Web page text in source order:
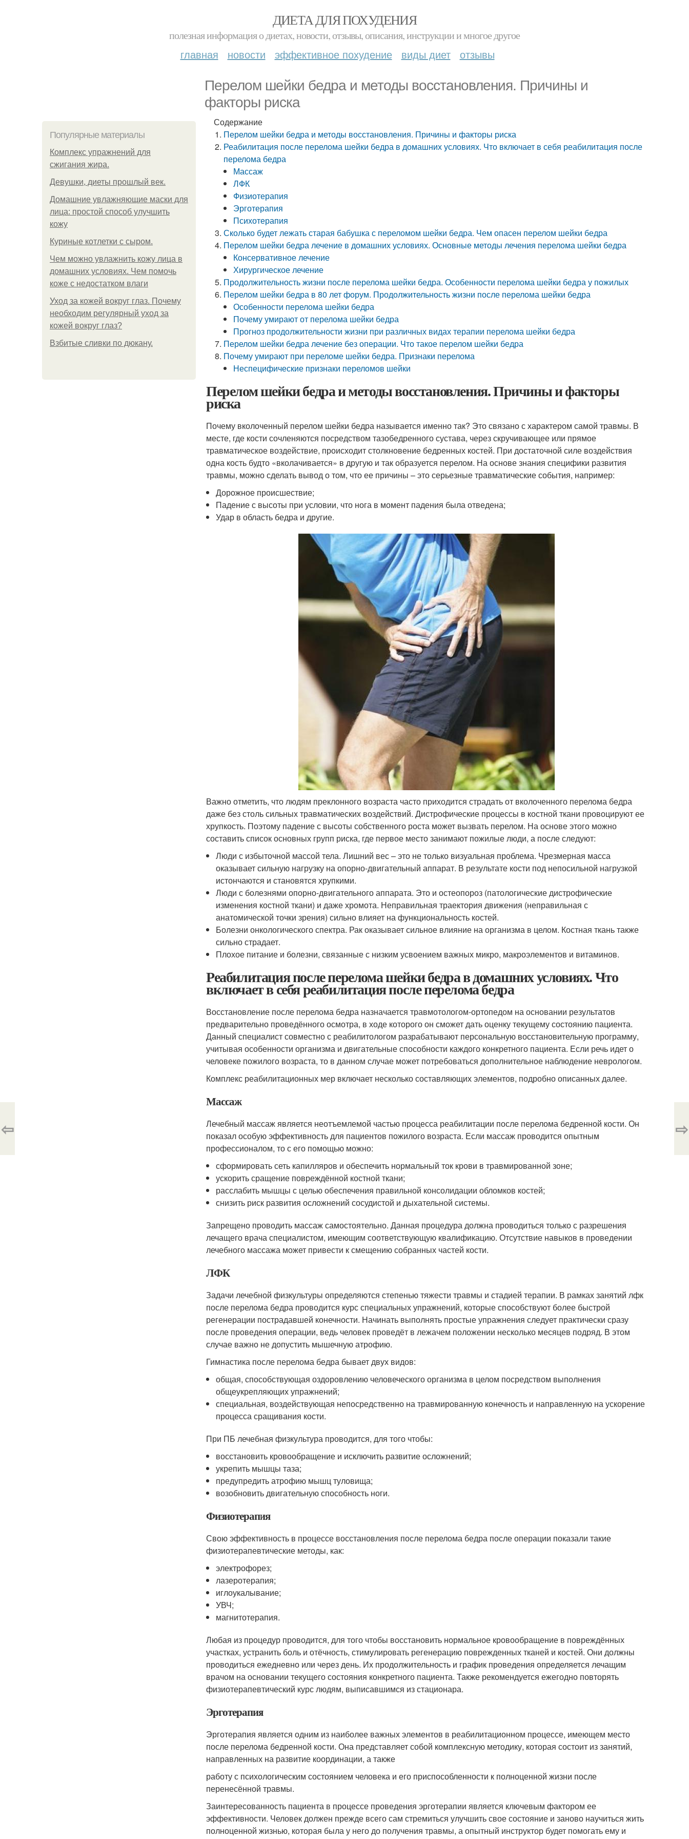
ДИЕТА ДЛЯ ПОХУДЕНИЯ
полезная информация о диетах, новости, отзывы, описания, инструкции и многое другое
главная новости эффективное похудение виды диет отзывы
Перелом шейки бедра и методы восстановления. Причины и
факторы риска
Популярные материалы
Комплекс упражнений для
сжигания жира.
Девушки, диеты прошлый век.
Домашние увлажняющие маски для
лица: простой способ улучшить
кожу
Куриные котлетки с сыром.
Чем можно увлажнить кожу лица в
домашних условиях. Чем помочь
коже с недостатком влаги
Уход за кожей вокруг глаз. Почему
необходим регулярный уход за
кожей вокруг глаз?
Взбитые сливки по дюкану.
Содержание
Перелом шейки бедра и методы восстановления. Причины и факторы риска
Реабилитация после перелома шейки бедра в домашних условиях. Что включает в себя реабилитация после
перелома бедра
Массаж
ЛФК
Физиотерапия
Эрготерапия
Психотерапия
Сколько будет лежать старая бабушка с переломом шейки бедра. Чем опасен перелом шейки бедра
Перелом шейки бедра лечение в домашних условиях. Основные методы лечения перелома шейки бедра
Консервативное лечение
Хирургическое лечение
Продолжительность жизни после перелома шейки бедра. Особенности перелома шейки бедра у пожилых
Перелом шейки бедра в 80 лет форум. Продолжительность жизни после перелома шейки бедра
Особенности перелома шейки бедра
Почему умирают от перелома шейки бедра
Прогноз продолжительности жизни при различных видах терапии перелома шейки бедра
Перелом шейки бедра лечение без операции. Что такое перелом шейки бедра
Почему умирают при переломе шейки бедра. Признаки перелома
Неспецифические признаки переломов шейки
Перелом шейки бедра и методы восстановления. Причины и факторы
риска
Почему вколоченный перелом шейки бедра называется именно так? Это связано с характером самой травмы. В
месте, где кости сочленяются посредством тазобедренного сустава, через скручивающее или прямое
травматическое воздействие, происходит столкновение бедренных костей. При достаточной силе воздействия
одна кость будто «вколачивается» в другую и так образуется перелом. На основе знания специфики развития
травмы, можно сделать вывод о том, что ее причины – это серьезные травматические события, например:
Дорожное происшествие;
Падение с высоты при условии, что нога в момент падения была отведена;
Удар в область бедра и другие.
Важно отметить, что людям преклонного возраста часто приходится страдать от вколоченного перелома бедра
даже без столь сильных травматических воздействий. Дистрофические процессы в костной ткани провоцируют ее
хрупкость. Поэтому падение с высоты собственного роста может вызвать перелом. На основе этого можно
составить список основных групп риска, где первое место занимают пожилые люди, а после следуют:
Люди с избыточной массой тела. Лишний вес – это не только визуальная проблема. Чрезмерная масса
оказывает сильную нагрузку на опорно-двигательный аппарат. В результате кости под непосильной нагрузкой
истончаются и становятся хрупкими.
Люди с болезнями опорно-двигательного аппарата. Это и остеопороз (патологические дистрофические
изменения костной ткани) и даже хромота. Неправильная траектория движения (неправильная с
анатомической точки зрения) сильно влияет на функциональность костей.
Болезни онкологического спектра. Рак оказывает сильное влияние на организма в целом. Костная ткань также
сильно страдает.
Плохое питание и болезни, связанные с низким усвоением важных микро, макроэлементов и витаминов.
Реабилитация после перелома шейки бедра в домашних условиях. Что
включает в себя реабилитация после перелома бедра
Восстановление после перелома бедра назначается травмотологом-ортопедом на основании результатов
предварительно проведённого осмотра, в ходе которого он сможет дать оценку текущему состоянию пациента.
Данный специалист совместно с реабилитологом разрабатывают персональную восстановительную программу,
учитывая особенности организма и двигательные способности каждого конкретного пациента. Если речь идет о
человеке пожилого возраста, то в данном случае может потребоваться дополнительное наблюдение неврологом.
Комплекс реабилитационных мер включает несколько составляющих элементов, подробно описанных далее.
Массаж
Лечебный массаж является неотъемлемой частью процесса реабилитации после перелома бедренной кости. Он
показал особую эффективность для пациентов пожилого возраста. Если массаж проводится опытным
профессионалом, то с его помощью можно:
сформировать сеть капилляров и обеспечить нормальный ток крови в травмированной зоне;
ускорить сращение повреждённой костной ткани;
расслабить мышцы с целью обеспечения правильной консолидации обломков костей;
снизить риск развития осложнений сосудистой и дыхательной системы.
Запрещено проводить массаж самостоятельно. Данная процедура должна проводиться только с разрешения
лечащего врача специалистом, имеющим соответствующую квалификацию. Отсутствие навыков в проведении
лечебного массажа может привести к смещению собранных частей кости.
ЛФК
Задачи лечебной физкультуры определяются степенью тяжести травмы и стадией терапии. В рамках занятий лфк
после перелома бедра проводится курс специальных упражнений, которые способствуют более быстрой
регенерации пострадавшей конечности. Начинать выполнять простые упражнения следует практически сразу
после проведения операции, ведь человек проведёт в лежачем положении несколько месяцев подряд. В этом
случае важно не допустить мышечную атрофию.
Гимнастика после перелома бедра бывает двух видов:
общая, способствующая оздоровлению человеческого организма в целом посредством выполнения
общеукрепляющих упражнений;
специальная, воздействующая непосредственно на травмированную конечность и направленную на ускорение
процесса сращивания кости.
При ПБ лечебная физкультура проводится, для того чтобы:
восстановить кровообращение и исключить развитие осложнений;
укрепить мышцы таза;
предупредить атрофию мышц туловища;
возобновить двигательную способность ноги.
Физиотерапия
Свою эффективность в процессе восстановления после перелома бедра после операции показали такие
физиотерапевтические методы, как:
электрофорез;
лазеротерапия;
иглоукалывание;
УВЧ;
магнитотерапия.
Любая из процедур проводится, для того чтобы восстановить нормальное кровообращение в повреждённых
участках, устранить боль и отёчность, стимулировать регенерацию поврежденных тканей и костей. Они должны
проводиться ежедневно или через день. Их продолжительность и график проведения определяется лечащим
врачом на основании текущего состояния конкретного пациента. Также рекомендуется ежегодно повторять
физиотерапевтический курс людям, выписавшимся из стационара.
Эрготерапия
Эрготерапия является одним из наиболее важных элементов в реабилитационном процессе, имеющем место
после перелома бедренной кости. Она представляет собой комплексную методику, которая состоит из занятий,
направленных на развитие координации, а также
работу с психологическим состоянием человека и его приспособленности к полноценной жизни после
перенесённой травмы.
Заинтересованность пациента в процессе проведения эрготерапии является ключевым фактором ее
эффективности. Человек должен прежде всего сам стремиться улучшить свое состояние и заново научиться жить
полноценной жизнью, которая была у него до получения травмы, а опытный инструктор будет помогать ему и
⇦ ⇨